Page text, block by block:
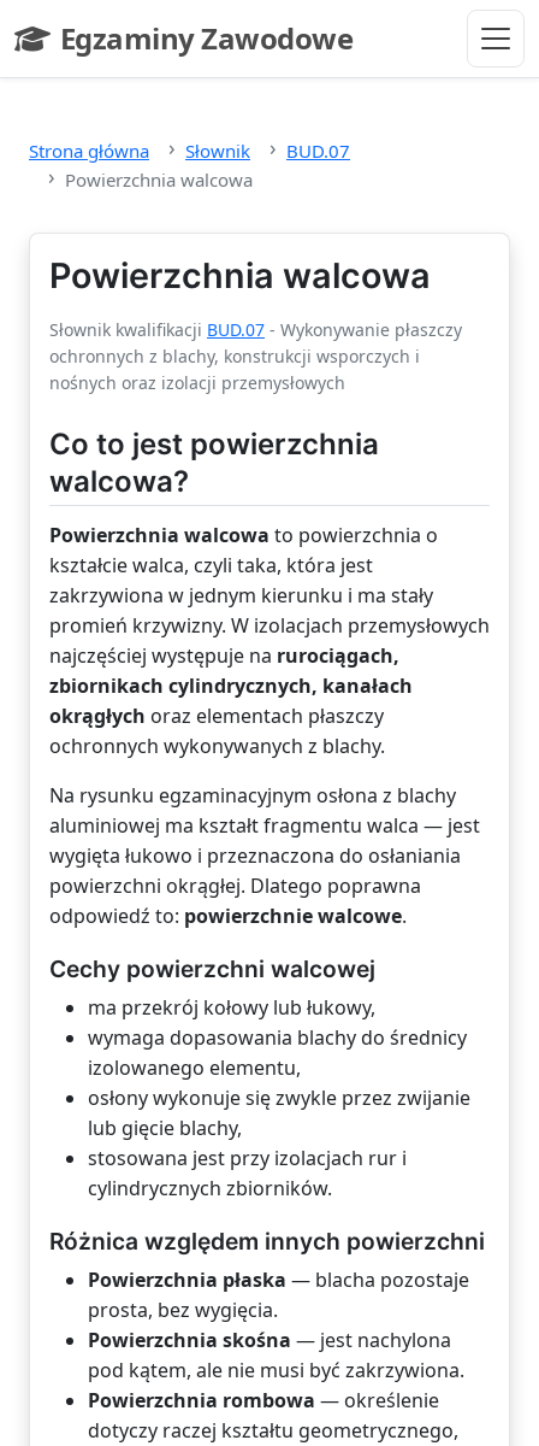
Egzaminy Zawodowe
- strona główna
Strona główna Słownik
BUD.07
Powierzchnia walcowa
Powierzchnia walcowa
Słownik kwalifikacji BUD.07 - Wykonywanie płaszczy
ochronnych z blachy, konstrukcji wsporczych i
nośnych oraz izolacji przemysłowych
Co to jest powierzchnia
walcowa?
Powierzchnia walcowa to powierzchnia o
kształcie walca, czyli taka, która jest
zakrzywiona w jednym kierunku i ma stały
promień krzywizny. W izolacjach przemysłowych
najczęściej występuje na rurociągach,
zbiornikach cylindrycznych, kanałach
okrągłych oraz elementach płaszczy
ochronnych wykonywanych z blachy.
Na rysunku egzaminacyjnym osłona z blachy
aluminiowej ma kształt fragmentu walca — jest
wygięta łukowo i przeznaczona do osłaniania
powierzchni okrągłej. Dlatego poprawna
odpowiedź to: powierzchnie walcowe.
Cechy powierzchni walcowej
ma przekrój kołowy lub łukowy,
wymaga dopasowania blachy do średnicy
izolowanego elementu,
osłony wykonuje się zwykle przez zwijanie
lub gięcie blachy,
stosowana jest przy izolacjach rur i
cylindrycznych zbiorników.
Różnica względem innych powierzchni
Powierzchnia płaska — blacha pozostaje
prosta, bez wygięcia.
Powierzchnia skośna — jest nachylona
pod kątem, ale nie musi być zakrzywiona.
Powierzchnia rombowa — określenie
dotyczy raczej kształtu geometrycznego,